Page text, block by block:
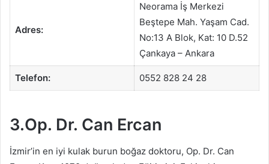
Adres:
Neorama İş Merkezi
Beştepe Mah. Yaşam Cad.
No:13 A Blok, Kat: 10 D.52
Çankaya – Ankara
Telefon: 0552 828 24 28
3.Op. Dr. Can Ercan
İzmir’in en iyi kulak burun boğaz doktoru, Op. Dr. Can